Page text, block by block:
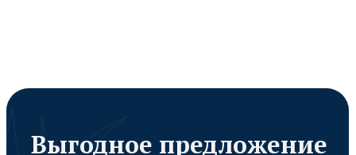
способом
Среда — выходной.